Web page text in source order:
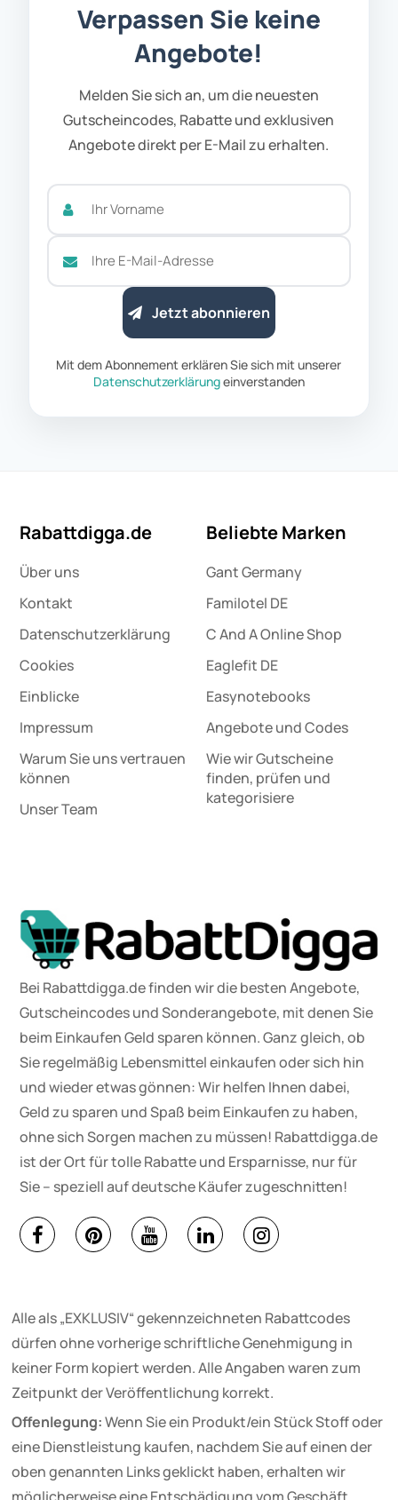
Verpassen Sie keine
Angebote!
Melden Sie sich an, um die neuesten
Gutscheincodes, Rabatte und exklusiven
Angebote direkt per E-Mail zu erhalten.
Jetzt abonnieren
Mit dem Abonnement erklären Sie sich mit unserer
Datenschutzerklärungeinverstanden
Rabattdigga.de
Über uns
Kontakt
Datenschutz­erklärung
Cookies
Einblicke
Impressum
Warum Sie uns vertrauen
können
Unser Team
Beliebte Marken
Gant Germany
Familotel DE
C And A Online Shop
Eaglefit DE
Easynotebooks
Angebote und Codes
Wie wir Gutscheine
finden, prüfen und
kategorisiere
Bei Rabattdigga.de finden wir die besten Angebote,
Gutscheincodes und Sonderangebote, mit denen Sie
beim Einkaufen Geld sparen können. Ganz gleich, ob
Sie regelmäßig Lebensmittel einkaufen oder sich hin
und wieder etwas gönnen: Wir helfen Ihnen dabei,
Geld zu sparen und Spaß beim Einkaufen zu haben,
ohne sich Sorgen machen zu müssen! Rabattdigga.de
ist der Ort für tolle Rabatte und Ersparnisse, nur für
Sie – speziell auf deutsche Käufer zugeschnitten!
Alle als „EXKLUSIV“ gekennzeichneten Rabattcodes
dürfen ohne vorherige schriftliche Genehmigung in
keiner Form kopiert werden. Alle Angaben waren zum
Zeitpunkt der Veröffentlichung korrekt.
Offenlegung:Wenn Sie ein Produkt/ein Stück Stoff oder
eine Dienstleistung kaufen, nachdem Sie auf einen der
oben genannten Links geklickt haben, erhalten wir